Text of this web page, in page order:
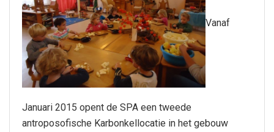
Vanaf
Januari 2015 opent de SPA een tweede
antroposofische Karbonkellocatie in het gebouw